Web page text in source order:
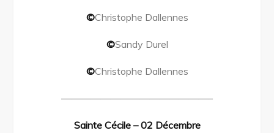
©Christophe Dallennes
©Sandy Durel
©Christophe Dallennes
———————————————–
Sainte Cécile – 02 Décembre